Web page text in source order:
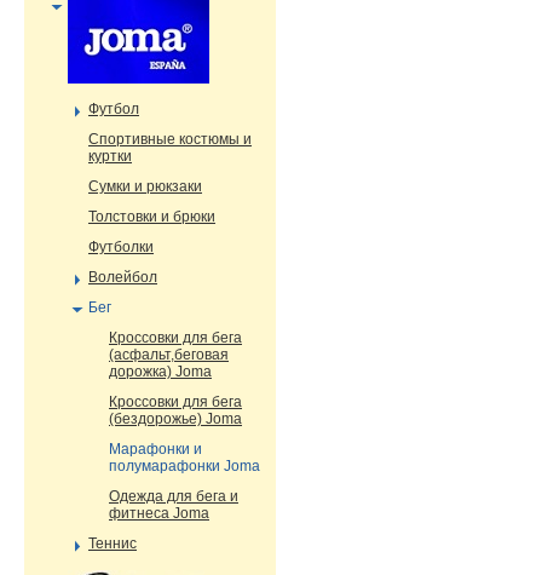
Футбол
Cпортивные костюмы и
куртки
Сумки и рюкзаки
Толстовки и брюки
Футболки
Волейбол
Бег
Кроссовки для бега
(асфальт,беговая
дорожка) Joma
Кроссовки для бега
(бездорожье) Joma
Марафонки и
полумарафонки Joma
Одежда для бега и
фитнеса Joma
Теннис